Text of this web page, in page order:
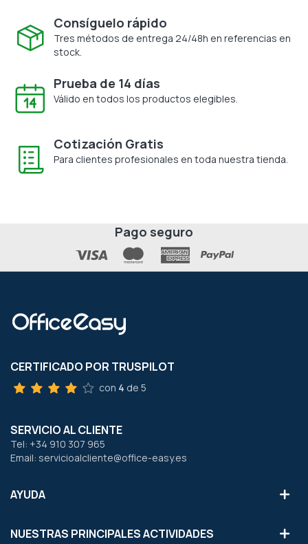
Consíguelo rápido
Tres métodos de entrega 24/48h en referencias en
stock.
Prueba de 14 días
Válido en todos los productos elegibles.
Cotización Gratis
Para clientes profesionales en toda nuestra tienda.
Pago seguro
CERTIFICADO POR TRUSPILOT
con 4 de 5
SERVICIO AL CLIENTE
Tel: +34 910 307 965
Email: servicioalcliente@office-easy.es
AYUDA
NUESTRAS PRINCIPALES ACTIVIDADES